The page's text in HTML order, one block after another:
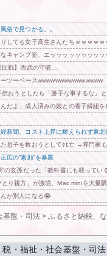
俗で見つかる。。
してる女子高生さんたちｗｗｗｗｗ
キャンプ姿、エッッッッッッッッッ
回戦】西武の守備…
ツーベースwwwwwwwwwwwwwww
伝おうとしたら「勝手な事するな
んだよ」成人済みの娘との養子縁
新聞、コスト上昇に耐えられず東
た息子を救おうとしてﾀﾋ亡 →専門家
広の”素顔”を暴露
”の玄孫だった「教科書にも載ってい
り親方」が激増、Mac miniを大量
んか別人になる😭
基盤・司法>ふるさと納税、
税・福祉・社会基盤・司法